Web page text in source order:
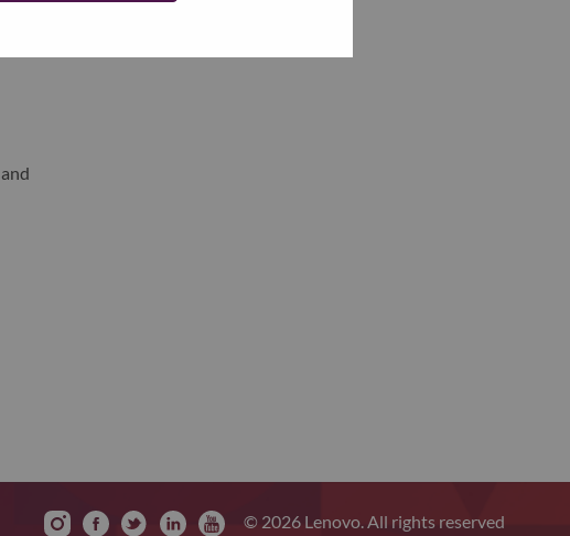
© 2026 Lenovo. All rights reserved